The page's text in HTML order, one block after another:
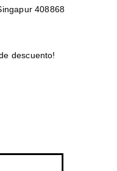
408868
descuento!